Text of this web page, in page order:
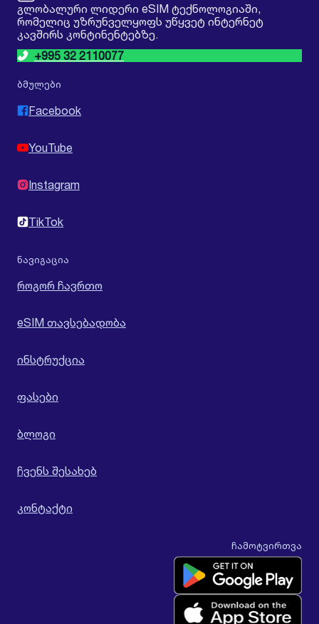
გლობალური ლიდერი eSIM ტექნოლოგიაში,
რომელიც უზრუნველყოფს უწყვეტ ინტერნეტ
კავშირს კონტინენტებზე.
+995 32 2110077
ბმულები
Facebook
YouTube
Instagram
TikTok
ნავიგაცია
როგორ ჩავრთო
eSIM თავსებადობა
ინსტრუქცია
ფასები
ბლოგი
ჩვენს შესახებ
კონტაქტი
ჩამოტვირთვა